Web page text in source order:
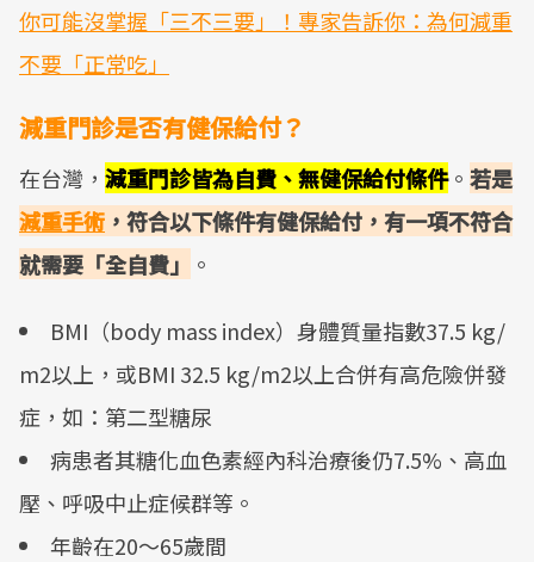
你可能沒掌握「三不三要」！專家告訴你：為何減重
不要「正常吃」
減重門診是否有健保給付？
在台灣， 減重門診皆為自費、無健保給付條件。 若是
減重手術 ，符合以下條件有健保給付，有一項不符合
就需要「全自費」
。
BMI（body mass index）身體質量指數37.5 kg/
m2以上，或BMI 32.5 kg/m2以上合併有高危險併發
症，如：第二型糖尿
病患者其糖化血色素經內科治療後仍7.5%、高血
壓、呼吸中止症候群等。
年齡在20～65歲間